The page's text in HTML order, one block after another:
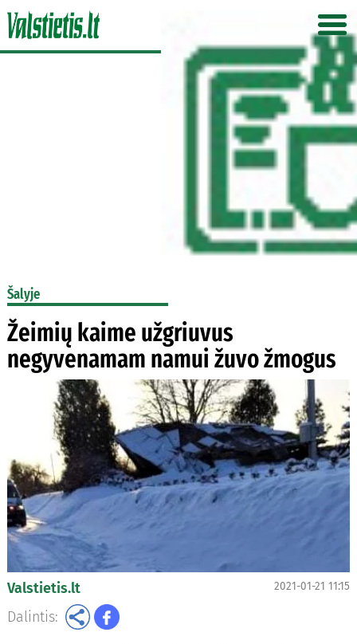
Šalyje
Žeimių kaime užgriuvus
negyvenamam namui žuvo žmogus
Valstietis.lt 2021-01-21 11:15
Dalintis: